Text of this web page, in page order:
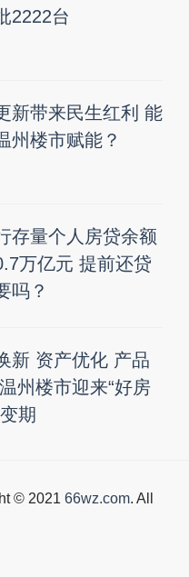
2222台
新带来民生红利 能
州楼市赋能？
存量个人房贷余额
万亿元 提前还贷
吗？
新 资产优化 产品
州楼市迎来“好房
期
© 2021 66wz.com. All